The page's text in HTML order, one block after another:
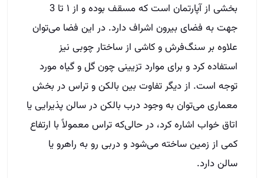
بخشی از آپارتمان است که مسقف بوده و از ۱ تا 3
جهت به فضای بیرون اشراف دارد. در این فضا می‌توان
علاوه بر سنگ‌فرش و کاشی از ساختار چوبی نیز
استفاده کرد و برای موارد تزیینی چون گل و گیاه مورد
توجه است. از دیگر تفاوت بین بالکن و تراس در بخش
معماری می‌توان به وجود درب بالکن در سالن پذیرایی یا
اتاق خواب اشاره کرد، در حالی‌که تراس معمولاً با ارتفاع
کمی از زمین ساخته می‌شود و دربی رو به راهرو یا
سالن دارد.